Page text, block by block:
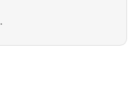
.